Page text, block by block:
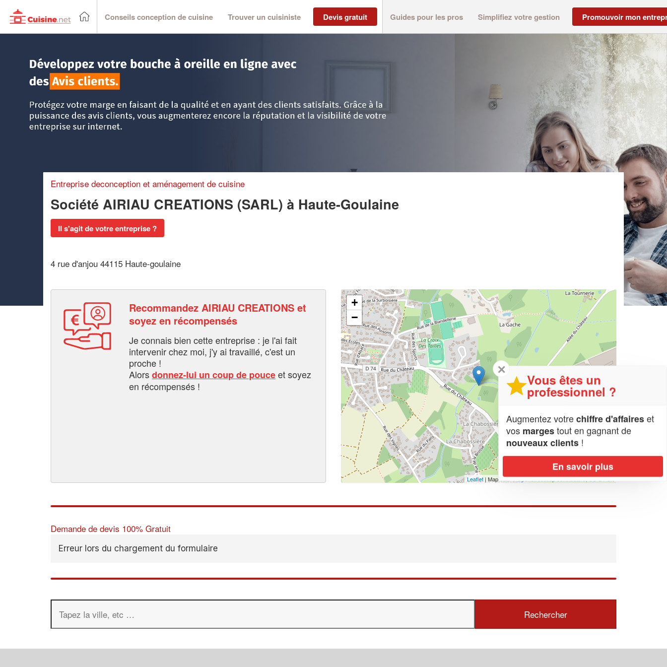
Conseils conception de cuisine Trouver un cuisiniste Devis gratuit Guides pour les pros Simplifiez votre gestion Promouvoir mon
Entreprise deconception et aménagement de cuisine
Société AIRIAU CREATIONS (SARL) à Haute-Goulaine
Il s'agit de votre entreprise ?
4 rue d'anjou 44115 Haute-goulaine
Recommandez AIRIAU CREATIONS et
soyez en récompensés
Je connais bien cette entreprise : je l'ai fait
intervenir chez moi, j'y ai travaillé, c'est un
proche !
Alorsdonnez-lui un coup de pouceet soyez
en récompensés !
+
−
Leaflet| Map data ©OpenStreetMap contributors,CC-BY-SA
Demande de devis 100% Gratuit
Erreur lors du chargement du formulaire
✕
Vous êtes un
professionnel ?
Augmentez votrechiffre d'affaireset
vos margestout en gagnant de
nouveaux clients !
En savoir plus